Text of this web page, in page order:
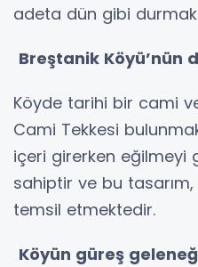
adeta dün gibi
Breştanik Köyü’nün
Köyde tarihi bir cami
Cami Tekkesi
içeri girerken eğilmeyi
sahiptir ve bu tasarım,
temsil etmektedir.
Köyün güreş